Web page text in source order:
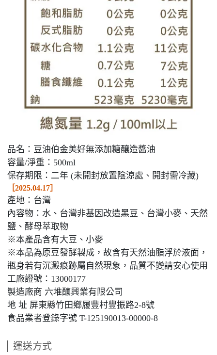
品名：豆油伯金美好無添加糖釀造醬油
容量/淨重：500ml
保存期限：二年 (未開封放置陰涼處、開封需冷藏)
［2025.04.17］
產地：台灣
內容物：水、台灣非基因改造黑豆、台灣小麥、天然
鹽、酵母萃取物
※本產品含有大豆、小麥
※本品為原豆發酵製成，故含有天然油脂浮於液面，
瓶身若有沉澱痕跡屬自然現象，品質不變請安心使用
工廠證號：13000177
製造廠商 六堆釀興業有限公司
地 址 屏東縣竹田鄉履豐村豐振路2-8號
食品業者登錄字號 T-125190013-00000-8
運送方式